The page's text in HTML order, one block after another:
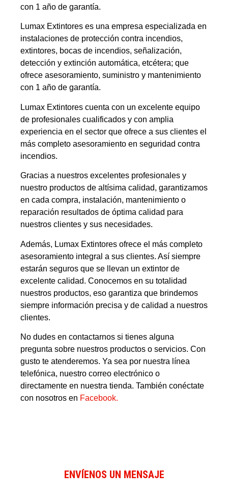
con 1 año de garantía.
Lumax Extintores es una empresa especializada en
instalaciones de protección contra incendios,
extintores, bocas de incendios, señalización,
detección y extinción automática, etcétera; que
ofrece asesoramiento, suministro y mantenimiento
con 1 año de garantía.
Lumax Extintores cuenta con un excelente equipo
de profesionales cualificados y con amplia
experiencia en el sector que ofrece a sus clientes el
más completo asesoramiento en seguridad contra
incendios.
Gracias a nuestros excelentes profesionales y
nuestro productos de altísima calidad, garantizamos
en cada compra, instalación, mantenimiento o
reparación resultados de óptima calidad para
nuestros clientes y sus necesidades.
Además, Lumax Extintores ofrece el más completo
asesoramiento integral a sus clientes. Así siempre
estarán seguros que se llevan un extintor de
excelente calidad. Conocemos en su totalidad
nuestros productos, eso garantiza que brindemos
siempre información precisa y de calidad a nuestros
clientes.
No dudes en contactarnos si tienes alguna
pregunta sobre nuestros productos o servicios. Con
gusto te atenderemos. Ya sea por nuestra línea
telefónica, nuestro correo electrónico o
directamente en nuestra tienda. También conéctate
con nosotros en Facebook.
ENVÍENOS UN MENSAJE